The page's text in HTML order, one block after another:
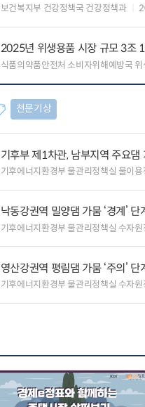
보건복지부 건강정책국 건강정책과
2025년 위생용품 시장 규모 3조
식품의약품안전처 소비자위해예방국
천문기상
기후부 제1차관, 남부지역 주요댐
기후에너지환경부 물관리정책실 물이
낙동강권역 밀양댐 가뭄 ‘경계’
기후에너지환경부 물관리정책실 수자
영산강권역 평림댐 가뭄 ‘주의’
기후에너지환경부 물관리정책실 수자